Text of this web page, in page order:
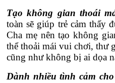
Tạo không gian thoái
toàn sẽ giúp trẻ cảm thấy
Cha mẹ nên tạo không
thể thoải mái vui chơi, thư
cũng như không bị ai dọa
Dành nhiều tình cảm